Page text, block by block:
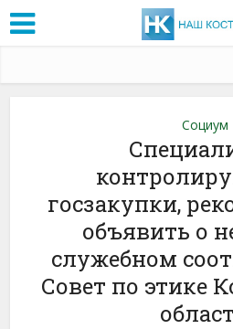
Социум
госзакупки,
объявить о
служебном
Совет по этике